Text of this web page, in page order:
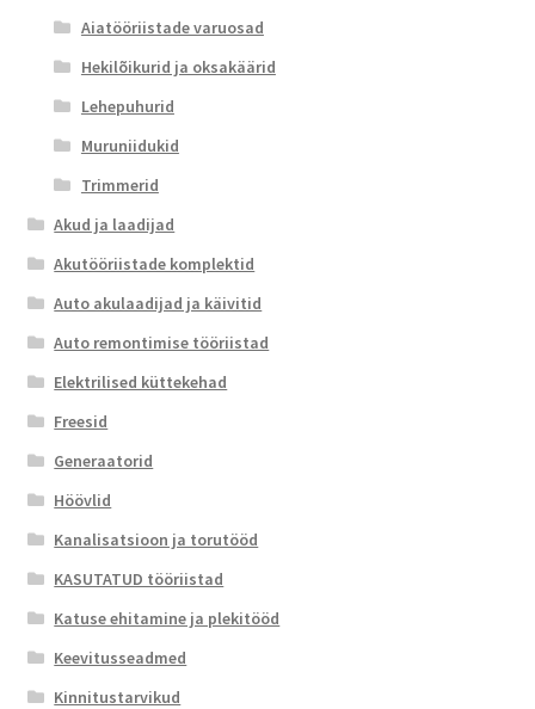
Aiatööriistade varuosad
Hekilõikurid ja oksakäärid
Lehepuhurid
Muruniidukid
Trimmerid
Akud ja laadijad
Akutööriistade komplektid
Auto akulaadijad ja käivitid
Auto remontimise tööriistad
Elektrilised küttekehad
Freesid
Generaatorid
Höövlid
Kanalisatsioon ja torutööd
KASUTATUD tööriistad
Katuse ehitamine ja plekitööd
Keevitusseadmed
Kinnitustarvikud